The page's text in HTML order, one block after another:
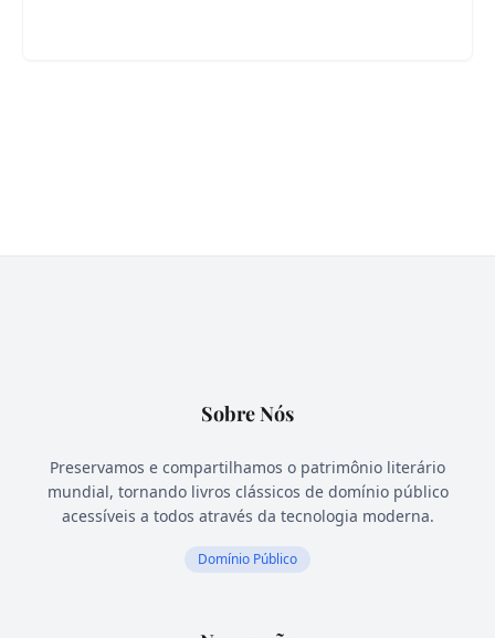
Sobre Nós
Preservamos e compartilhamos o patrimônio literário
mundial, tornando livros clássicos de domínio público
acessíveis a todos através da tecnologia moderna.
Domínio Público